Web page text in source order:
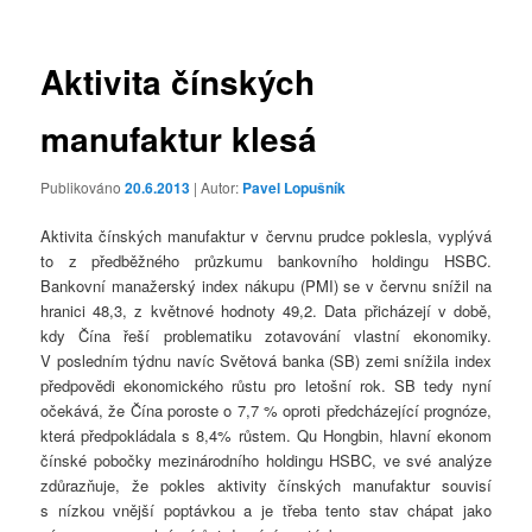
Aktivita čínských
manufaktur klesá
Publikováno20.6.2013 | Autor: Pavel Lopušník
Aktivita čínských manufaktur v červnu prudce poklesla, vyplývá
to z předběžného průzkumu bankovního holdingu HSBC.
Bankovní manažerský index nákupu (PMI) se v červnu snížil na
hranici 48,3, z květnové hodnoty 49,2. Data přicházejí v době,
kdy Čína řeší problematiku zotavování vlastní ekonomiky.
V posledním týdnu navíc Světová banka (SB) zemi snížila index
předpovědi ekonomického růstu pro letošní rok. SB tedy nyní
očekává, že Čína poroste o 7,7 % oproti předcházející prognóze,
která předpokládala s 8,4% růstem. Qu Hongbin, hlavní ekonom
čínské pobočky mezinárodního holdingu HSBC, ve své analýze
zdůrazňuje, že pokles aktivity čínských manufaktur souvisí
s nízkou vnější poptávkou a je třeba tento stav chápat jako